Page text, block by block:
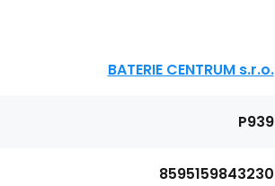
BATERIE CENTRUM s.r.o.
P939
8595159843230